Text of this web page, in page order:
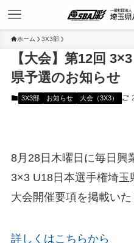
ホーム 3X3部
【大会】第12回
県予選のお知らせ
3X3部 お知らせ 大会（3X3）
8月28日木曜日に毎日興
3×3 U18日本選手権埼玉
大会開催要項を掲載いた
詳しくはこちらから